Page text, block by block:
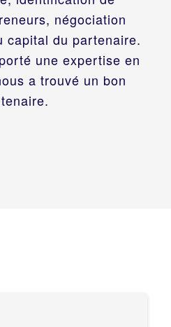
négociation
capital du partenaire.
une expertise en
a trouvé un bon